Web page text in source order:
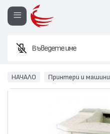
Въведете име или
НАЧАЛО Принтери и машини